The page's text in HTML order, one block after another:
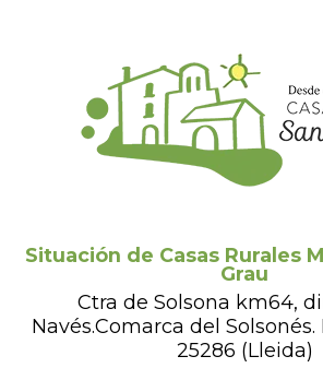
Situación de Casas Rurales
Grau
Ctra de Solsona km64,
Navés.Comarca del Solsonés.
25286 (Lleida)